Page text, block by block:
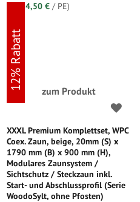
114,50 € / PE)
zum Produkt
12% Rabatt
XXXL Premium Komplettset, WPC
Coex. Zaun, beige, 20mm (S) x
1790 mm (B) x 900 mm (H),
Modulares Zaunsystem /
Sichtschutz / Steckzaun inkl.
Start- und Abschlussprofil (Serie
WoodoSylt, ohne Pfosten)